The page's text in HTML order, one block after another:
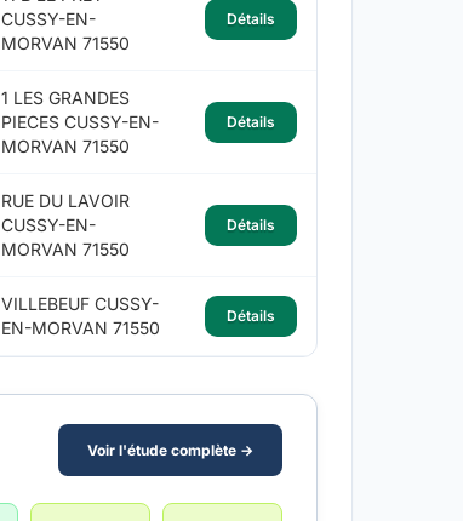
CUSSY-EN-
MORVAN 71550
Détails
1 LES GRANDES
PIECES CUSSY-EN-
MORVAN 71550
Détails
RUE DU LAVOIR
CUSSY-EN-
MORVAN 71550
Détails
VILLEBEUF CUSSY-
EN-MORVAN 71550
Détails
Voir l'étude complète →